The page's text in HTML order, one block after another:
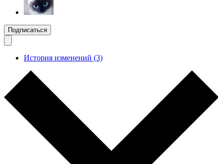
Подписаться
История изменений (3)